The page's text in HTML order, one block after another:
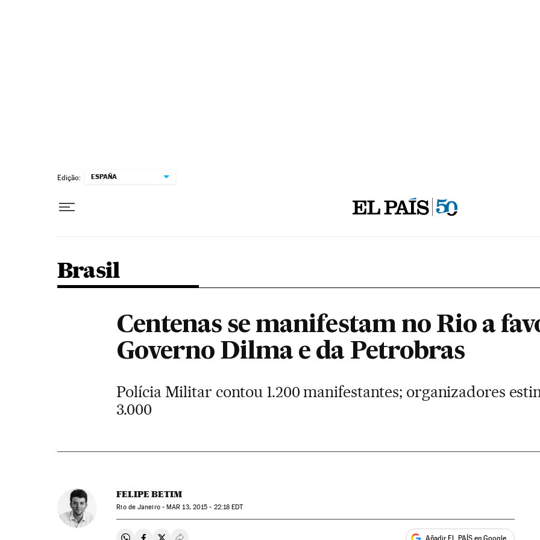
Edição: ESPAÑA
Brasil
Centenas se manifestam no Rio a
Governo Dilma e da Petrobras
Polícia Militar contou 1.200 manifestantes; organizadores
3.000
FELIPE BETIM
Rio de Janeiro -MAR 13, 2015 - 22:18 EDT
Añadir EL PAÍS en Google